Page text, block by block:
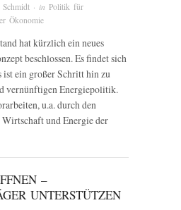
Schmidt · in Politik für
Ökonomie
hat kürzlich ein neues
beschlossen. Es findet sich
ist ein großer Schritt hin zu
vernünftigen Energiepolitik.
u.a. durch den
Wirtschaft und Energie der
–
UNTERSTÜTZEN